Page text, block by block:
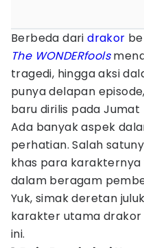
Berbeda daridrakor
The WONDERfools
tragedi, hingga aksi
punya delapan
baru dirilis pada Jumat
Ada banyak aspek
perhatian. Salah
khas para
dalam beragam
Yuk, simak deretan
karakter utama drakor
ini.